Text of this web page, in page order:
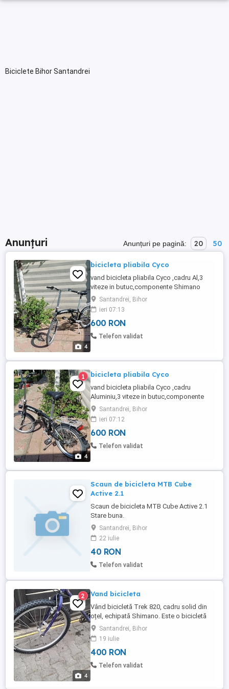
Biciclete Bihor Santandrei
Anunțuri Anunțuri pe pagină: 20 50
4
bicicleta pliabila Cyco
vand bicicleta pliabila Cyco ,cadru Al,3
viteze in butuc,componente Shimano
Deore,roti 20",cauciucuri aproape
noi,complet echipata,stare perfecta.
Santandrei, Bihor
ieri 07:13
600 RON
Telefon validat
4
1 bicicleta pliabila Cyco
vand bicicleta pliabila Cyco ,cadru
Aluminiu,3 viteze in butuc,componente
Shimano Deore ,roti 20",complet echipata
,aproape noua,stare perfecta.
Santandrei, Bihor
ieri 07:12
600 RON
Telefon validat
Scaun de bicicleta MTB Cube
Active 2.1
Scaun de bicicleta MTB Cube Active 2.1
Stare buna.
Santandrei, Bihor
22 iulie
40 RON
Telefon validat
4
2 Vand bicicleta
Vând bicicletă Trek 820, cadru solid din
oțel, echipată Shimano. Este o bicicletă
robusta, cu roti de 26 inch, in stare
funcțională.
Santandrei, Bihor
19 iulie
400 RON
Telefon validat